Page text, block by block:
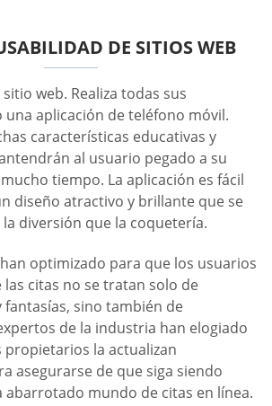
DE SITIOS WEB
web. Realiza todas sus
una aplicación de teléfono móvil.
características educativas y
al usuario pegado a su
tiempo. La aplicación es fácil
diseño atractivo y brillante que se
diversión que la coquetería.
optimizado para que los usuarios
citas no se tratan solo de
fantasías, sino también de
de la industria han elogiado
propietarios la actualizan
asegurarse de que siga siendo
abarrotado mundo de citas en línea.